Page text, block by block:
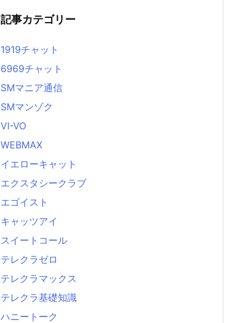
記事カテゴリー
1919チャット
6969チャット
SMマニア通信
SMマンゾク
VI-VO
WEBMAX
イエローキャット
エクスタシークラブ
エゴイスト
キャッツアイ
スイートコール
テレクラゼロ
テレクラマックス
テレクラ基礎知識
ハニートーク